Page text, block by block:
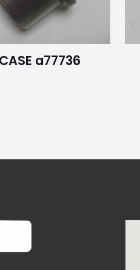
a77736